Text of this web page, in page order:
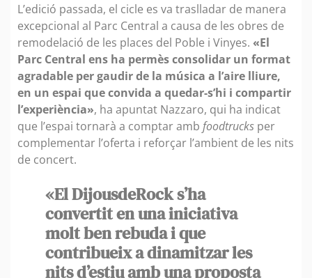
L’edició passada, el cicle es va traslladar de manera
excepcional al Parc Central a causa de les obres de
remodelació de les places del Poble i Vinyes. «El
Parc Central ens ha permès consolidar un format
agradable per gaudir de la música a l’aire lliure,
en un espai que convida a quedar-s’hi i compartir
l’experiència», ha apuntat Nazzaro, qui ha indicat
que l’espai tornarà a comptar amb foodtrucks per
complementar l’oferta i reforçar l’ambient de les nits
de concert.
«El DijousdeRock s’ha
convertit en una iniciativa
molt ben rebuda i que
contribueix a dinamitzar les
nits d’estiu amb una proposta